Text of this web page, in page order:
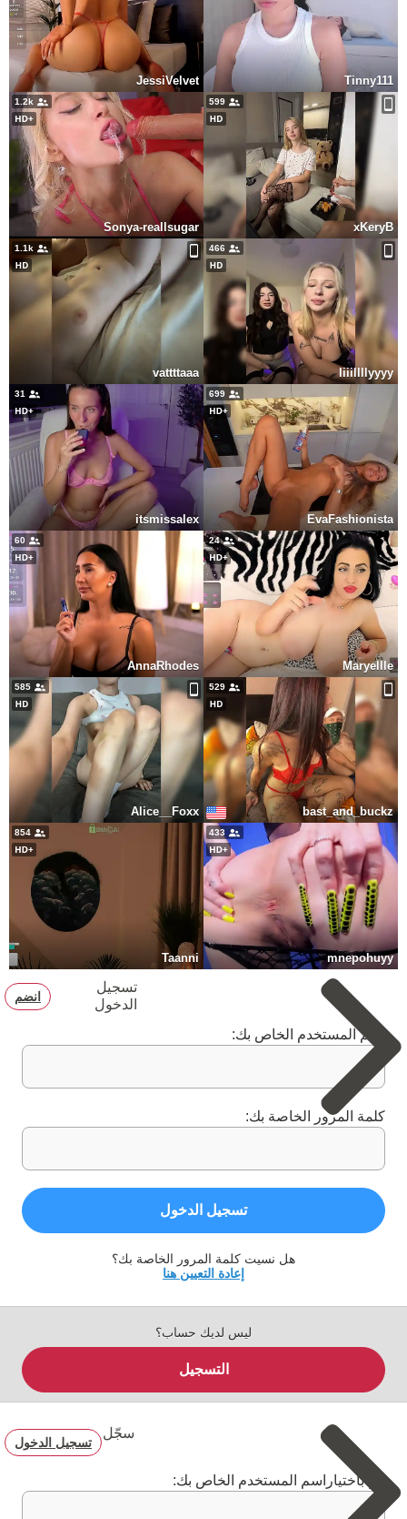
Tinny111
JessiVelvet
599
xKeryB
1.2k
Sonya-reallsugar
466
Iiiillllyyyy
1.1k
vattttaaa
699
EvaFashionista
31
itsmissalex
24
Maryellle
60
AnnaRhodes
529
bast_and_buckz
585
Alice__Foxx
433
mnepohuyy
854
Taanni
تسجيل
الدخول
انضم
اسم المستخدم الخاص بك:
كلمة المرور الخاصة بك:
تسجيل الدخول
هل نسيت كلمة المرور الخاصة بك؟
إعادة التعيين هنا
ليس لديك حساب؟
التسجيل
سجّل
تسجيل الدخول
قم باختياراسم المستخدم الخاص بك: